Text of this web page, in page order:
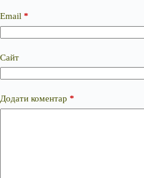
Email *
Сайт
Додати коментар *